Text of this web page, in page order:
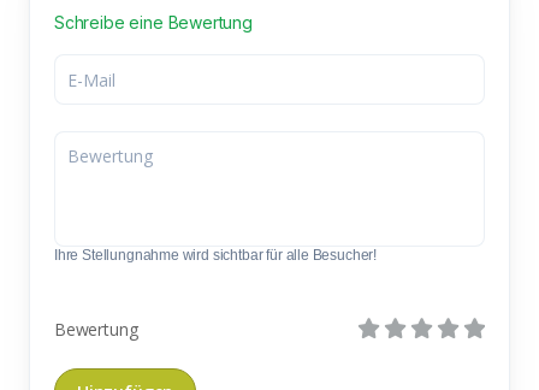
Schreibe eine Bewertung
Ihre Stellungnahme wird sichtbar für alle Besucher!
Bewertung